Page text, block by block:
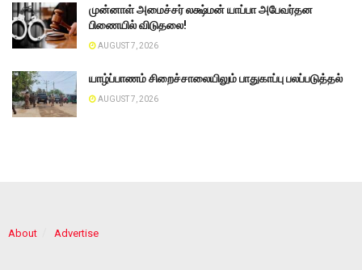
முன்னாள் அமைச்சர் லக்ஷ்மன் யாப்பா அபேவர்தன
பிணையில் விடுதலை!
AUGUST 7, 2026
யாழ்ப்பாணம் சிறைச்சாலையிலும் பாதுகாப்பு பலப்படுத்தல்
AUGUST 7, 2026
About Advertise